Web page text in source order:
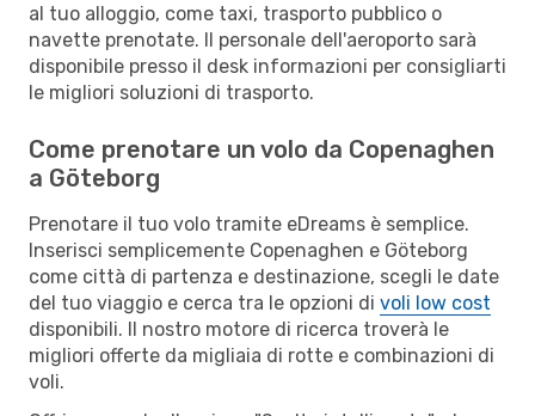
al tuo alloggio, come taxi, trasporto pubblico o
navette prenotate. Il personale dell'aeroporto sarà
disponibile presso il desk informazioni per consigliarti
le migliori soluzioni di trasporto.
Come prenotare un volo da Copenaghen
a Göteborg
Prenotare il tuo volo tramite eDreams è semplice.
Inserisci semplicemente Copenaghen e Göteborg
come città di partenza e destinazione, scegli le date
del tuo viaggio e cerca tra le opzioni di voli low cost
disponibili. Il nostro motore di ricerca troverà le
migliori offerte da migliaia di rotte e combinazioni di
voli.